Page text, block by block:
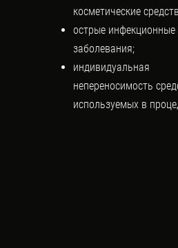
косметические
острые инфекционные
заболевания;
индивидуальная
непереносимость
используемых в